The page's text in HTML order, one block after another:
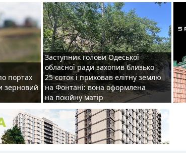
портах
зерновий
Заступник голови Одеської
обласної ради захопив близько
25 соток і приховав елітну землю
на Фонтані: вона оформлена
на покійну матір